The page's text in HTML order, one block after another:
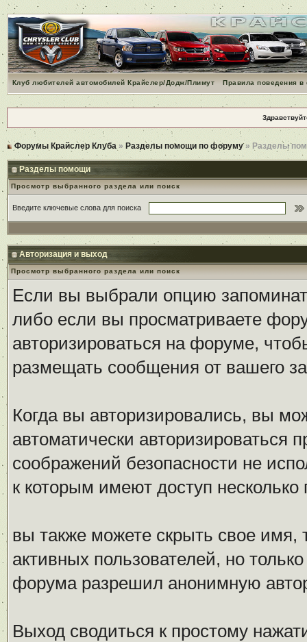
Клуб любителей автомобилей Крайслер/Додж/Плимут Правила поведения
Форумы Крайслер Клуба » Разделы помощи по форуму» Разделы
Разделы помощи
Просмотр выбранного раздела или поиск
Введите ключевые слова для поиска
Авторизация и выход
Просмотр выбранного раздела или поиск
Если вы выбрали опцию
либо если вы просматриваете
авторизироваться на форуме,
размещать сообщения от вашего
Когда вы авторизировались, вы
автоматически
соображений безопасности не
к которым имеют доступ несколько
вы также можете скрыть свое имя,
активных пользователей, но
форума разрешил анонимную
Выход сводиться к простому